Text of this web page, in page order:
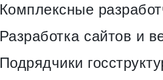
Комплексные
Разработка сайтов и
Подрядчики